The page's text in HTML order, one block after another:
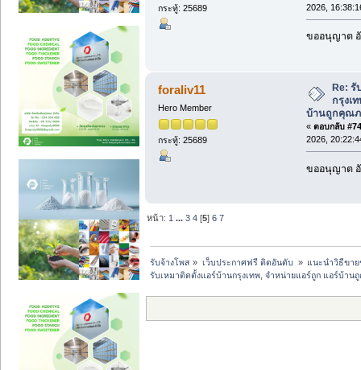
กระทู้: 25689
2026,
ขออนุญาต
foraliv11
Hero Member
กระทู้: 25689
Re: รั
กรุงเ
บ้านถูกคุณภ
« ตอบกลับ
2026,
ขออนุญาต
หน้า: 1 ...3 4 [5]6 7
รับจ้างโพส » เว็บประกาศฟรี ติดอันดับ » แนะนำวิธีขาย
รับเหมาติดตั้งแอร์บ้านกรุงเทพ, จำหน่ายแอร์ถูก แอร์บ้า